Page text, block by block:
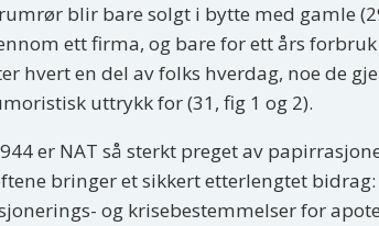
blir bare solgt i bytte med gamle
ett firma, og bare for ett års
hvert en del av folks hverdag, noe de
uttrykk for (31, fig 1 og 2).
er NAT så sterkt preget av
bringer et sikkert etterlengtet
og krisebestemmelser for